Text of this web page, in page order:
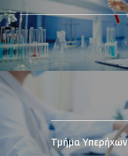
Τμήμα Υπερήχων